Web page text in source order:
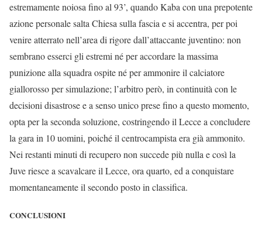
estremamente noiosa fino al 93’, quando Kaba con una prepotente
azione personale salta Chiesa sulla fascia e si accentra, per poi
venire atterrato nell’area di rigore dall’attaccante juventino: non
sembrano esserci gli estremi né per accordare la massima
punizione alla squadra ospite né per ammonire il calciatore
giallorosso per simulazione; l’arbitro però, in continuità con le
decisioni disastrose e a senso unico prese fino a questo momento,
opta per la seconda soluzione, costringendo il Lecce a concludere
la gara in 10 uomini, poiché il centrocampista era già ammonito.
Nei restanti minuti di recupero non succede più nulla e così la
Juve riesce a scavalcare il Lecce, ora quarto, ed a conquistare
momentaneamente il secondo posto in classifica.
CONCLUSIONI